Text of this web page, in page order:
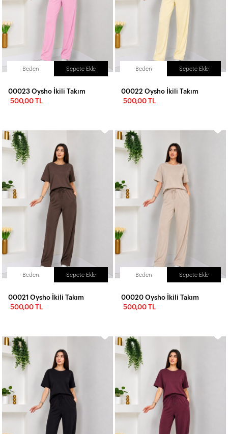
Beden Sepete Ekle
00023 Oysho İkili Takım
500,00 TL
Beden Sepete Ekle
00022 Oysho İkili Takım
500,00 TL
Beden Sepete Ekle
00021 Oysho İkili Takım
500,00 TL
Beden Sepete Ekle
00020 Oysho İkili Takım
500,00 TL